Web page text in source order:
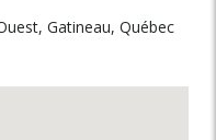
Gatineau, Québec